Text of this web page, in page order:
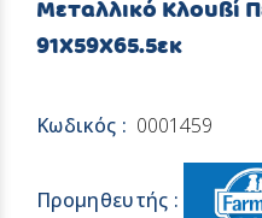
Μεταλλικό Κλουβί
91X59X65.5εκ
Κωδικός : 0001459
Προμηθευτής :